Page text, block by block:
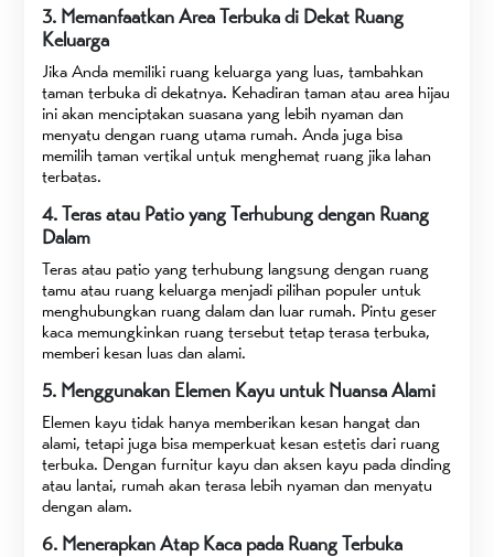
3. Memanfaatkan Area Terbuka di Dekat Ruang
Keluarga
Jika Anda memiliki ruang keluarga yang luas, tambahkan
taman terbuka di dekatnya. Kehadiran taman atau area hijau
ini akan menciptakan suasana yang lebih nyaman dan
menyatu dengan ruang utama rumah. Anda juga bisa
memilih taman vertikal untuk menghemat ruang jika lahan
terbatas.
4. Teras atau Patio yang Terhubung dengan Ruang
Dalam
Teras atau patio yang terhubung langsung dengan ruang
tamu atau ruang keluarga menjadi pilihan populer untuk
menghubungkan ruang dalam dan luar rumah. Pintu geser
kaca memungkinkan ruang tersebut tetap terasa terbuka,
memberi kesan luas dan alami.
5. Menggunakan Elemen Kayu untuk Nuansa Alami
Elemen kayu tidak hanya memberikan kesan hangat dan
alami, tetapi juga bisa memperkuat kesan estetis dari ruang
terbuka. Dengan furnitur kayu dan aksen kayu pada dinding
atau lantai, rumah akan terasa lebih nyaman dan menyatu
dengan alam.
6. Menerapkan Atap Kaca pada Ruang Terbuka